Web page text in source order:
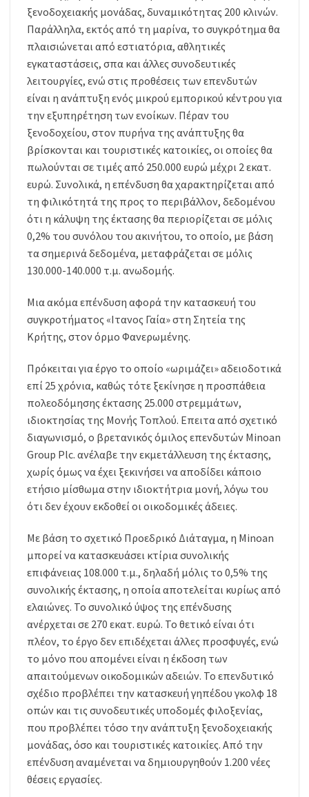
ξενοδοχειακής μονάδας, δυναμικότητας 200 κλινών.
Παράλληλα, εκτός από τη μαρίνα, το συγκρότημα θα
πλαισιώνεται από εστιατόρια, αθλητικές
εγκαταστάσεις, σπα και άλλες συνοδευτικές
λειτουργίες, ενώ στις προθέσεις των επενδυτών
είναι η ανάπτυξη ενός μικρού εμπορικού κέντρου για
την εξυπηρέτηση των ενοίκων. Πέραν του
ξενοδοχείου, στον πυρήνα της ανάπτυξης θα
βρίσκονται και τουριστικές κατοικίες, οι οποίες θα
πωλούνται σε τιμές από 250.000 ευρώ μέχρι 2 εκατ.
ευρώ. Συνολικά, η επένδυση θα χαρακτηρίζεται από
τη φιλικότητά της προς το περιβάλλον, δεδομένου
ότι η κάλυψη της έκτασης θα περιορίζεται σε μόλις
0,2% του συνόλου του ακινήτου, το οποίο, με βάση
τα σημερινά δεδομένα, μεταφράζεται σε μόλις
130.000-140.000 τ.μ. ανωδομής.
Μια ακόμα επένδυση αφορά την κατασκευή του
συγκροτήματος «Ιτανος Γαία» στη Σητεία της
Κρήτης, στον όρμο Φανερωμένης.
Πρόκειται για έργο το οποίο «ωριμάζει» αδειοδοτικά
επί 25 χρόνια, καθώς τότε ξεκίνησε η προσπάθεια
πολεοδόμησης έκτασης 25.000 στρεμμάτων,
ιδιοκτησίας της Μονής Τοπλού. Επειτα από σχετικό
διαγωνισμό, ο βρετανικός όμιλος επενδυτών Minoan
Group Plc. ανέλαβε την εκμετάλλευση της έκτασης,
χωρίς όμως να έχει ξεκινήσει να αποδίδει κάποιο
ετήσιο μίσθωμα στην ιδιοκτήτρια μονή, λόγω του
ότι δεν έχουν εκδοθεί οι οικοδομικές άδειες.
Με βάση το σχετικό Προεδρικό Διάταγμα, η Minoan
μπορεί να κατασκευάσει κτίρια συνολικής
επιφάνειας 108.000 τ.μ., δηλαδή μόλις το 0,5% της
συνολικής έκτασης, η οποία αποτελείται κυρίως από
ελαιώνες. Το συνολικό ύψος της επένδυσης
ανέρχεται σε 270 εκατ. ευρώ. Το θετικό είναι ότι
πλέον, το έργο δεν επιδέχεται άλλες προσφυγές, ενώ
το μόνο που απομένει είναι η έκδοση των
απαιτούμενων οικοδομικών αδειών. Το επενδυτικό
σχέδιο προβλέπει την κατασκευή γηπέδου γκολφ 18
οπών και τις συνοδευτικές υποδομές φιλοξενίας,
που προβλέπει τόσο την ανάπτυξη ξενοδοχειακής
μονάδας, όσο και τουριστικές κατοικίες. Από την
επένδυση αναμένεται να δημιουργηθούν 1.200 νέες
θέσεις εργασίες.